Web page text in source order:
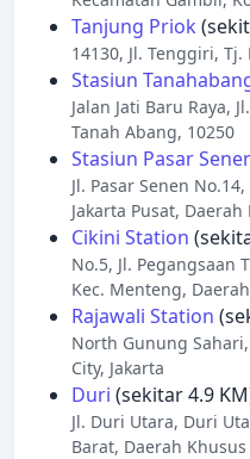
Tanjung Priok
14130, Jl. Tenggiri, Tj.
Stasiun
Jalan Jati Baru Raya,
Tanah Abang, 10250
Stasiun Pasar
Jl. Pasar Senen
Jakarta Pusat,
Cikini Station
No.5, Jl. Pegangsaan
Kec. Menteng,
Rajawali Station
North Gunung
City, Jakarta
Duri (sekitar 4.9
Jl. Duri Utara, Duri
Barat, Daerah